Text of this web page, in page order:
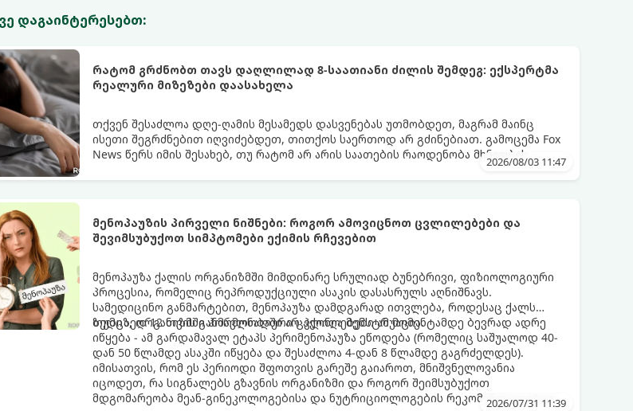
დაგაინტერესებთ:
რატომ გრძნობთ თავს დაღლილად 8-საათიანი ძილის შემდეგ: ექსპერტმა
რეალური მიზეზები დაასახელა
თქვენ შესაძლოა დღე-ღამის მესამედს დასვენებას უთმობდეთ, მაგრამ მაინც
ისეთი შეგრძნებით იღვიძებდეთ, თითქოს საერთოდ არ გძინებიათ. გამოცემა Fox
News წერს იმის შესახებ, თუ რატომ არ არის საათების რაოდენობა მხნეობის2026/08/03 11:47
მენოპაუზის პირველი ნიშნები: როგორ ამოვიცნოთ ცვლილებები და
შევიმსუბუქოთ სიმპტომები ექიმის რჩევებით
მენოპაუზა ქალის ორგანიზმში მიმდინარე სრულიად ბუნებრივი, ფიზიოლოგიური
პროცესია, რომელიც რეპროდუქციული ასაკის დასასრულს აღნიშნავს.
სამედიცინო განმარტებით, მენოპაუზა დამდგარად ითვლება, როდესაც ქალს
ზედიზედ 12 თვის განმავლობაში არ ჰქონია მენსტრუაცია.
თუმცა, ორგანიზმში ჰორმონალური ცვლილებები ამ მომენტამდე ბევრად ადრე
იწყება - ამ გარდამავალ ეტაპს პერიმენოპაუზა ეწოდება (რომელიც საშუალოდ 40-
დან 50 წლამდე ასაკში იწყება და შესაძლოა 4-დან 8 წლამდე გაგრძელდეს).
იმისათვის, რომ ეს პერიოდი შფოთვის გარეშე გაიაროთ, მნიშვნელოვანია
იცოდეთ, რა სიგნალებს გზავნის ორგანიზმი და როგორ შეიმსუბუქოთ
მდგომარეობა მეან-გინეკოლოგებისა და ნუტრიციოლოგების რეკომენდაციებით.
2026/07/31 11:39